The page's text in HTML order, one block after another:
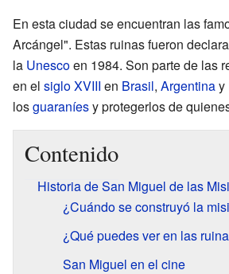
En esta ciudad se encuentran las
Arcángel". Estas ruinas fueron
la Unescoen 1984. Son parte de las
en el siglo XVIII en Brasil, Argentinay
losguaraníesy protegerlos de
Contenido
Historia de San Miguel de las
¿Cuándo se construyó la
¿Qué puedes ver en las
San Miguel en el cine